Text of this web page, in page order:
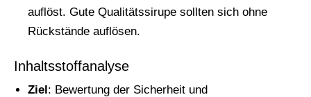
auflöst. Gute Qualitätssirupe sollten sich ohne
Rückstände auflösen.
Inhaltsstoffanalyse
Ziel: Bewertung der Sicherheit und